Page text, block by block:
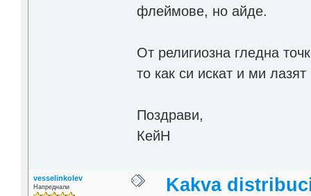
флеймове, но айде.
От религиозна гледна
то как си искат и ми
Поздрави,
КейН
vesselinkolev
Напреднали Kakva